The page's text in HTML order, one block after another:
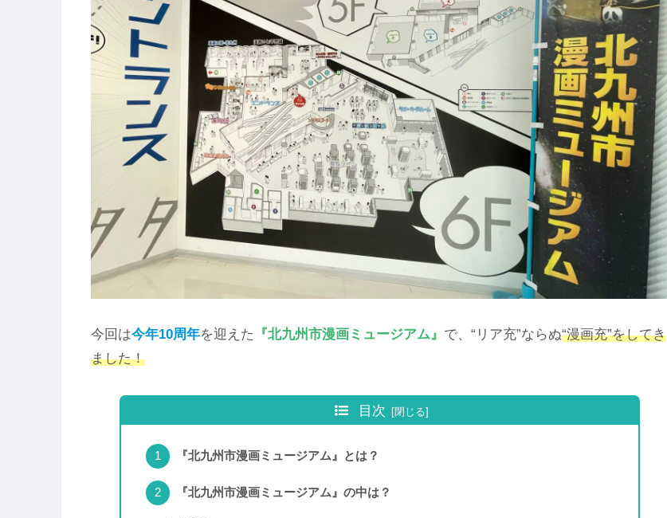
今回は今年10周年を迎えた 『北九州市漫画ミュージアム』 で、“リア充”ならぬ“漫画充”をしてき
ました！
目次
『北九州市漫画ミュージアム』とは？
『北九州市漫画ミュージアム』の中は？